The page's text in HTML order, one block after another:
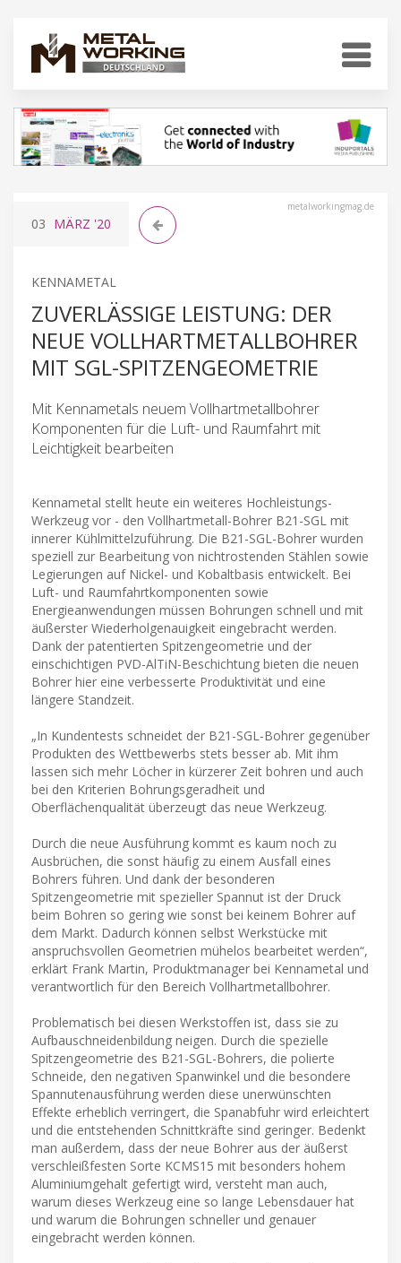
metalworkingmag.de
03 MÄRZ '20
KENNAMETAL
ZUVERLÄSSIGE LEISTUNG: DER
NEUE VOLLHARTMETALLBOHRER
MIT SGL-SPITZENGEOMETRIE
Mit Kennametals neuem Vollhartmetallbohrer
Komponenten für die Luft- und Raumfahrt mit
Leichtigkeit bearbeiten
Kennametal stellt heute ein weiteres Hochleistungs-
Werkzeug vor - den Vollhartmetall-Bohrer B21-SGL mit
innerer Kühlmittelzuführung. Die B21-SGL-Bohrer wurden
speziell zur Bearbeitung von nichtrostenden Stählen sowie
Legierungen auf Nickel- und Kobaltbasis entwickelt. Bei
Luft- und Raumfahrtkomponenten sowie
Energieanwendungen müssen Bohrungen schnell und mit
äußerster Wiederholgenauigkeit eingebracht werden.
Dank der patentierten Spitzengeometrie und der
einschichtigen PVD-AlTiN-Beschichtung bieten die neuen
Bohrer hier eine verbesserte Produktivität und eine
längere Standzeit.
„In Kundentests schneidet der B21-SGL-Bohrer gegenüber
Produkten des Wettbewerbs stets besser ab. Mit ihm
lassen sich mehr Löcher in kürzerer Zeit bohren und auch
bei den Kriterien Bohrungsgeradheit und
Oberflächenqualität überzeugt das neue Werkzeug.
Durch die neue Ausführung kommt es kaum noch zu
Ausbrüchen, die sonst häufig zu einem Ausfall eines
Bohrers führen. Und dank der besonderen
Spitzengeometrie mit spezieller Spannut ist der Druck
beim Bohren so gering wie sonst bei keinem Bohrer auf
dem Markt. Dadurch können selbst Werkstücke mit
anspruchsvollen Geometrien mühelos bearbeitet werden“,
erklärt Frank Martin, Produktmanager bei Kennametal und
verantwortlich für den Bereich Vollhartmetallbohrer.
Problematisch bei diesen Werkstoffen ist, dass sie zu
Aufbauschneidenbildung neigen. Durch die spezielle
Spitzengeometrie des B21-SGL-Bohrers, die polierte
Schneide, den negativen Spanwinkel und die besondere
Spannutenausführung werden diese unerwünschten
Effekte erheblich verringert, die Spanabfuhr wird erleichtert
und die entstehenden Schnittkräfte sind geringer. Bedenkt
man außerdem, dass der neue Bohrer aus der äußerst
verschleißfesten Sorte KCMS15 mit besonders hohem
Aluminiumgehalt gefertigt wird, versteht man auch,
warum dieses Werkzeug eine so lange Lebensdauer hat
und warum die Bohrungen schneller und genauer
eingebracht werden können.